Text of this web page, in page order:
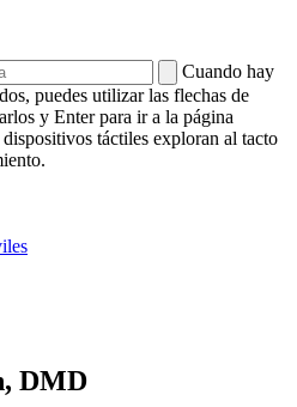
Cuando hay
puedes utilizar las flechas de
y Enter para ir a la página
táctiles exploran al tacto
DMD